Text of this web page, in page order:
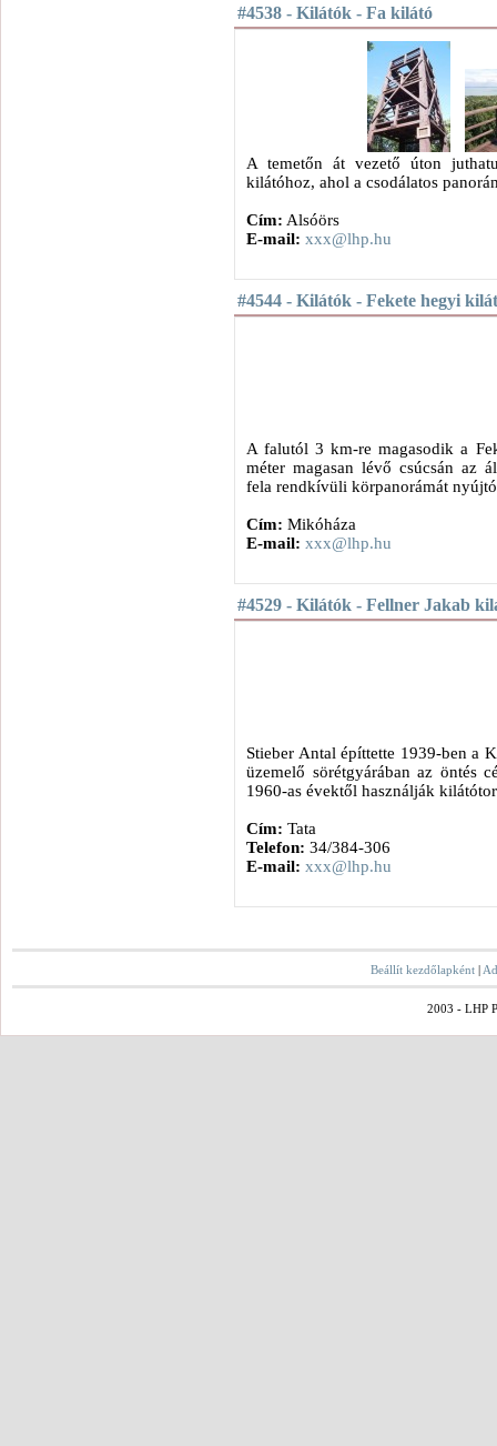
#4538 - Kilátók - Fa kilátó
A temetőn át vezető úton
kilátóhoz, ahol a csodálatos
Cím: Alsóörs
E-mail: xxx@lhp.hu
#4544 - Kilátók - Fekete hegyi
A falutól 3 km-re magasodik a
méter magasan lévő csúcsán az
fela rendkívüli körpanorámát
Cím: Mikóháza
E-mail: xxx@lhp.hu
#4529 - Kilátók - Fellner Jakab
Stieber Antal építtette 1939-ben a
üzemelő sörétgyárában az öntés
1960-as évektől használják
Cím: Tata
Telefon: 34/384-306
E-mail: xxx@lhp.hu
Beállít kezdőlapként
2003 - LHP